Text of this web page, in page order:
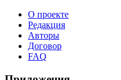
О проекте
Редакция
Авторы
Договор
FAQ